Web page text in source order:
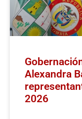
Alexandra
2026